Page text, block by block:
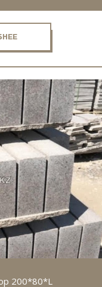
200*80*L